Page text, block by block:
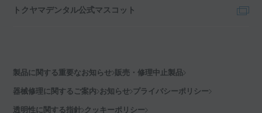
トクヤマデンタル公式マスコット
製品に関する重要なお知らせ 販売・修理中止製品
器械修理に関するご案内 お知らせ プライバシーポリシー
透明性に関する指針 クッキーポリシー